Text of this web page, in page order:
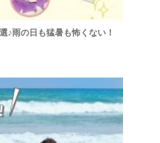
♪雨の日も猛暑も怖くない！